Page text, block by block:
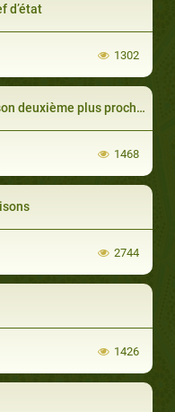
d’état
1302
plus proche compagnon, Omar
1468
2744
1426